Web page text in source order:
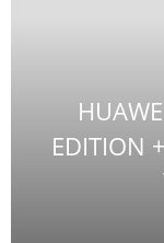
EDITION